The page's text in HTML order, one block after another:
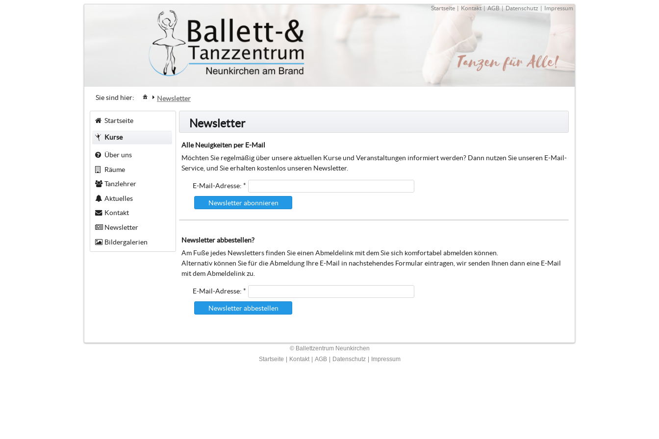
Startseite | Kontakt | AGB | Datenschutz | Impressum
Sie sind hier: Newsletter
Startseite
Kurse
Über uns
Räume
Tanzlehrer
Aktuelles
Kontakt
Newsletter
Bildergalerien
Newsletter
Alle Neuigkeiten per E-Mail
Möchten Sie regelmäßig über unsere aktuellen Kurse und Veranstaltungen informiert werden? Dann nutzen Sie unseren E-Mail-
Service, und Sie erhalten kostenlos unseren Newsletter.
Newsletter abonnieren
E-Mail-Adresse: *
Newsletter abbestellen?
Am Fuße jedes Newsletters finden Sie einen Abmeldelink mit dem Sie sich komfortabel abmelden können.
Alternativ können Sie für die Abmeldung Ihre E-Mail in nachstehendes Formular eintragen, wir senden Ihnen dann eine E-Mail
mit dem Abmeldelink zu.
Newsletter abbestellen
E-Mail-Adresse: *
© Ballettzentrum Neunkirchen
Startseite
Kontakt AGB Datenschutz Impressum